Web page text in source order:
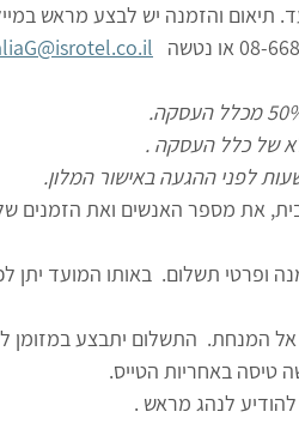
את מספר האנשים ואת הזמנים
ופרטי תשלום.  באותו המועד יתן